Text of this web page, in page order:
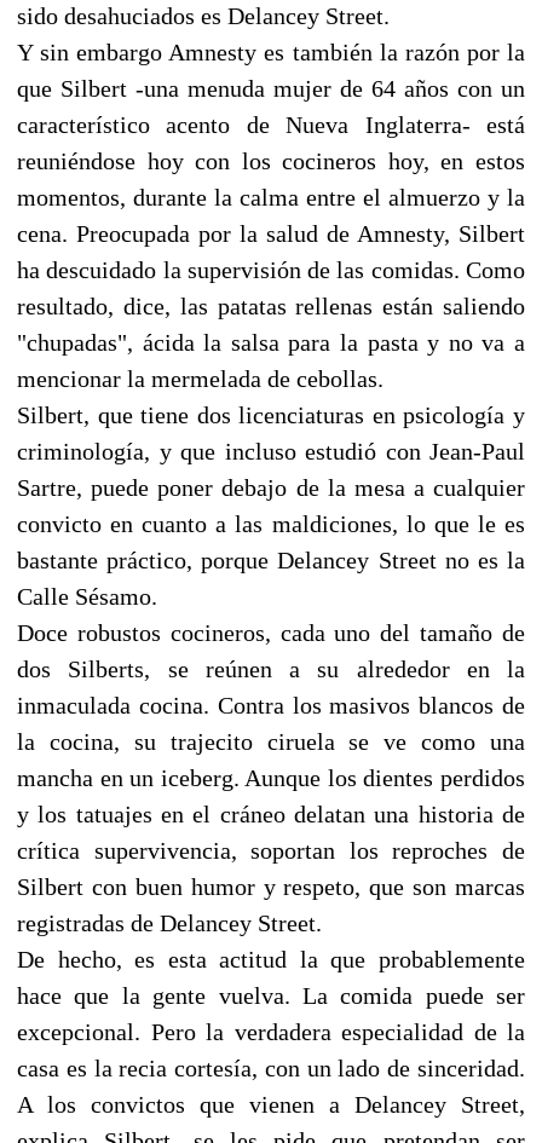
sido desahuciados es Delancey Street.
Y sin embargo Amnesty es también la razón por la
que Silbert -una menuda mujer de 64 años con un
característico acento de Nueva Inglaterra- está
reuniéndose hoy con los cocineros hoy, en estos
momentos, durante la calma entre el almuerzo y la
cena. Preocupada por la salud de Amnesty, Silbert
ha descuidado la supervisión de las comidas. Como
resultado, dice, las patatas rellenas están saliendo
"chupadas", ácida la salsa para la pasta y no va a
mencionar la mermelada de cebollas.
Silbert, que tiene dos licenciaturas en psicología y
criminología, y que incluso estudió con Jean-Paul
Sartre, puede poner debajo de la mesa a cualquier
convicto en cuanto a las maldiciones, lo que le es
bastante práctico, porque Delancey Street no es la
Calle Sésamo.
Doce robustos cocineros, cada uno del tamaño de
dos Silberts, se reúnen a su alrededor en la
inmaculada cocina. Contra los masivos blancos de
la cocina, su trajecito ciruela se ve como una
mancha en un iceberg. Aunque los dientes perdidos
y los tatuajes en el cráneo delatan una historia de
crítica supervivencia, soportan los reproches de
Silbert con buen humor y respeto, que son marcas
registradas de Delancey Street.
De hecho, es esta actitud la que probablemente
hace que la gente vuelva. La comida puede ser
excepcional. Pero la verdadera especialidad de la
casa es la recia cortesía, con un lado de sinceridad.
A los convictos que vienen a Delancey Street,